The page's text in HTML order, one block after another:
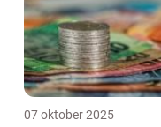
07 oktober 2025